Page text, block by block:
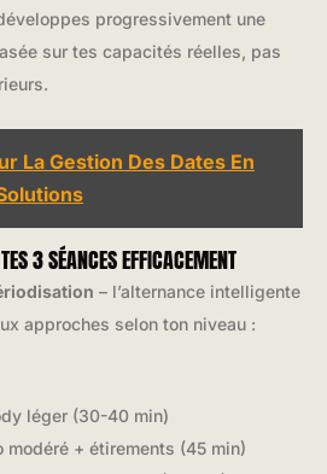
progressivement une
sur tes capacités réelles, pas
La Gestion Des Dates En
3 SÉANCES EFFICACEMENT
– l’alternance intelligente
approches selon ton niveau :
léger (30-40 min)
modéré + étirements (45 min)